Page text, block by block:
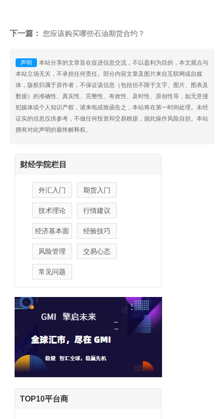
下一篇： 您应该购买哪些石油期货合约？
声明
本站分享的文章旨在促进信息交流，不以盈利为目的，本文观点与
本站立场无关，不承担任何责任。部分内容文章及图片来自互联网或自媒
体，版权归属于原作者，不保证该信息（包括但不限于文字、图片、图表及
数据）的准确性、真实性、完整性、有效性、及时性、原创性等，如无意侵
犯媒体或个人知识产权，请来电或致函告之，本站将在第一时间处理。未经
证实的信息仅供参考，不做任何投资和交易根据，据此操作风险自担。本站
拥有对此声明的最终解释权。
财经学院栏目
外汇入门 期货入门
技术理论 行情建议
经济基本面 经验技巧
风险管理 交易心态
常见问题
TOP10平台商